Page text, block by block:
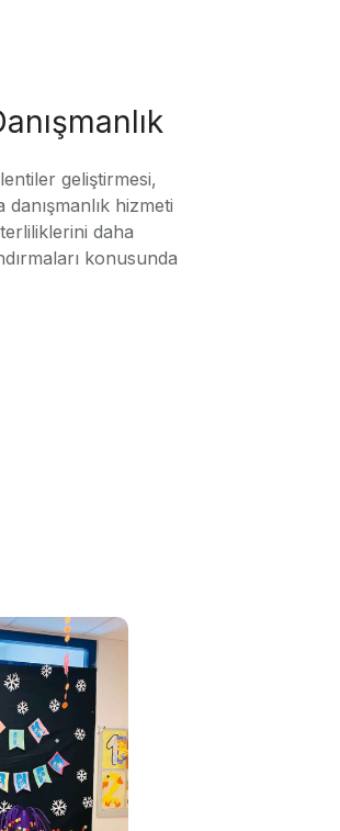
geliştirmesi,
hizmeti
daha
konusunda